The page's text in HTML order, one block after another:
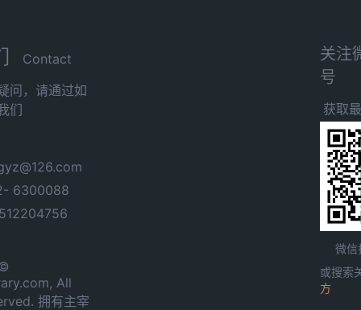
Contact
问，请通过如
们
6300088
All
拥有主宰
关注
号
获取
微信
或搜索
方